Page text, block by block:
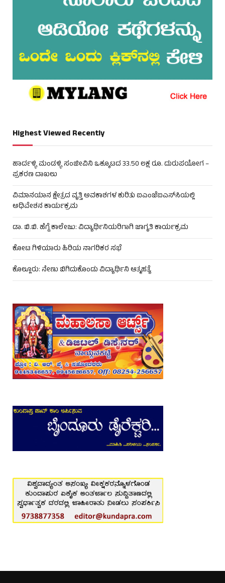
Highest Viewed Recently
ಹಾರ್ದಳ್ಳಿ ಮಂಡಳ್ಳಿ ಸಂಜೀವಿನಿ ಒಕ್ಕೂಟದ 33.50 ಲಕ್ಷ ರೂ. ದುರುಪಯೋಗ –
ಪ್ರಕರಣ ದಾಖಲು
ವಿಮಾನಯಾನ ಕ್ಷೇತ್ರದ ವೃತ್ತಿ ಅವಕಾಶಗಳ ಕುರಿತು ಐಎಂಜೆಐಎಸ್‌ಸಿಯಲ್ಲಿ
ಅಧಿವೇಶನ ಕಾರ್ಯಕ್ರಮ
ಡಾ. ಬಿ.ಬಿ. ಹೆಗ್ಡೆ ಕಾಲೇಜು: ವಿದ್ಯಾರ್ಥಿನಿಯರಿಗಾಗಿ ಜಾಗೃತಿ ಕಾರ್ಯಕ್ರಮ
ಕೋಟ ಗಿಳಿಯಾರು ಹಿರಿಯ ನಾಗರಿಕರ ಸಭೆ
ಕೊಲ್ಲೂರು: ನೇಣು ಬಿಗಿದುಕೊಂಡು ವಿದ್ಯಾರ್ಥಿನಿ ಆತ್ಮಹತ್ಯೆ